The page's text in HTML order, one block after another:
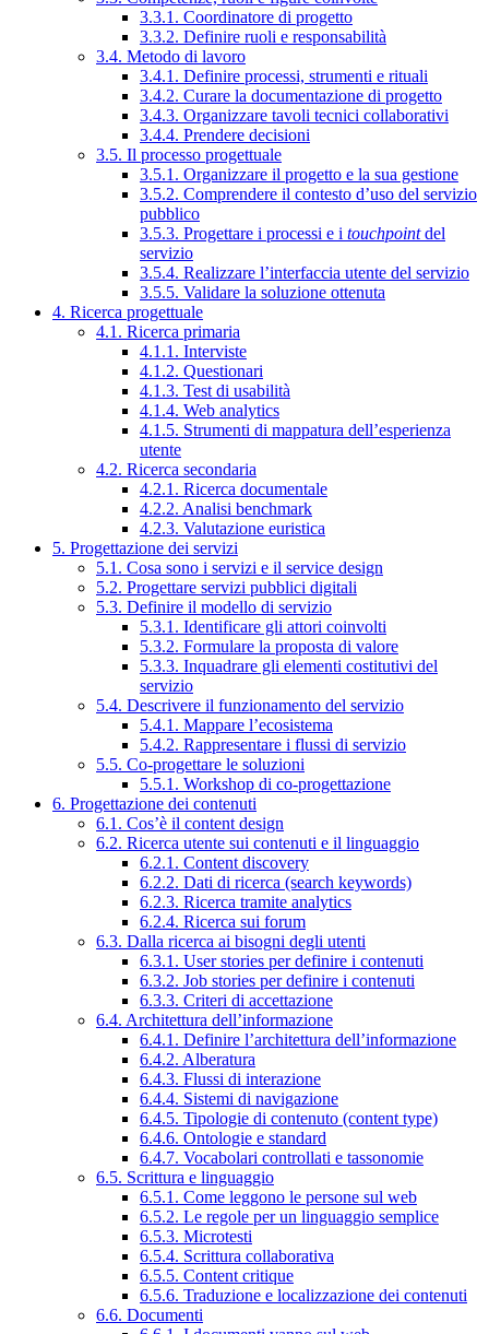
3.3.1. Coordinatore di progetto
3.3.2. Definire ruoli e responsabilità
3.4. Metodo di lavoro
3.4.1. Definire processi, strumenti e rituali
3.4.2. Curare la documentazione di progetto
3.4.3. Organizzare tavoli tecnici collaborativi
3.4.4. Prendere decisioni
3.5. Il processo progettuale
3.5.1. Organizzare il progetto e la sua gestione
3.5.2. Comprendere il contesto d’uso del servizio
pubblico
3.5.3. Progettare i processi e i touchpointdel
servizio
3.5.4. Realizzare l’interfaccia utente del servizio
3.5.5. Validare la soluzione ottenuta
4. Ricerca progettuale
4.1. Ricerca primaria
4.1.1. Interviste
4.1.2. Questionari
4.1.3. Test di usabilità
4.1.4. Web analytics
4.1.5. Strumenti di mappatura dell’esperienza
utente
4.2. Ricerca secondaria
4.2.1. Ricerca documentale
4.2.2. Analisi benchmark
4.2.3. Valutazione euristica
5. Progettazione dei servizi
5.1. Cosa sono i servizi e il service design
5.2. Progettare servizi pubblici digitali
5.3. Definire il modello di servizio
5.3.1. Identificare gli attori coinvolti
5.3.2. Formulare la proposta di valore
5.3.3. Inquadrare gli elementi costitutivi del
servizio
5.4. Descrivere il funzionamento del servizio
5.4.1. Mappare l’ecosistema
5.4.2. Rappresentare i flussi di servizio
5.5. Co-progettare le soluzioni
5.5.1. Workshop di co-progettazione
6. Progettazione dei contenuti
6.1. Cos’è il content design
6.2. Ricerca utente sui contenuti e il linguaggio
6.2.1. Content discovery
6.2.2. Dati di ricerca (search keywords)
6.2.3. Ricerca tramite analytics
6.2.4. Ricerca sui forum
6.3. Dalla ricerca ai bisogni degli utenti
6.3.1. User stories per definire i contenuti
6.3.2. Job stories per definire i contenuti
6.3.3. Criteri di accettazione
6.4. Architettura dell’informazione
6.4.1. Definire l’architettura dell’informazione
6.4.2. Alberatura
6.4.3. Flussi di interazione
6.4.4. Sistemi di navigazione
6.4.5. Tipologie di contenuto (content type)
6.4.6. Ontologie e standard
6.4.7. Vocabolari controllati e tassonomie
6.5. Scrittura e linguaggio
6.5.1. Come leggono le persone sul web
6.5.2. Le regole per un linguaggio semplice
6.5.3. Microtesti
6.5.4. Scrittura collaborativa
6.5.5. Content critique
6.5.6. Traduzione e localizzazione dei contenuti
6.6. Documenti